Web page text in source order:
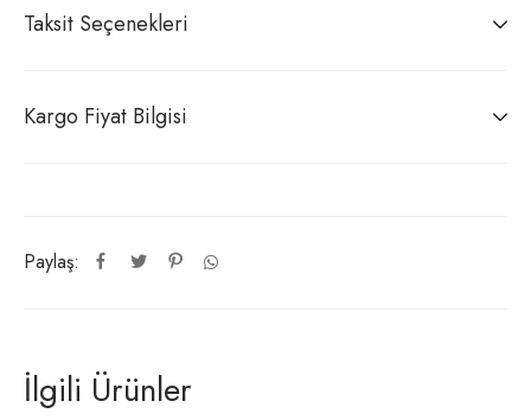
Paylaş:
Taksit Seçenekleri
Kargo Fiyat Bilgisi
İlgili Ürünler